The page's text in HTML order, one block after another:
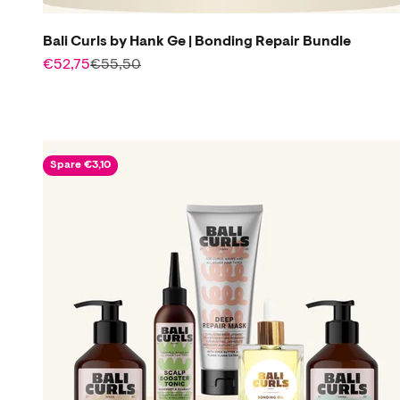
Bali Curls by Hank Ge | Bonding Repair Bundle
Angebot
€52,75Regulärer Preis
€55,50
Spare €3,10